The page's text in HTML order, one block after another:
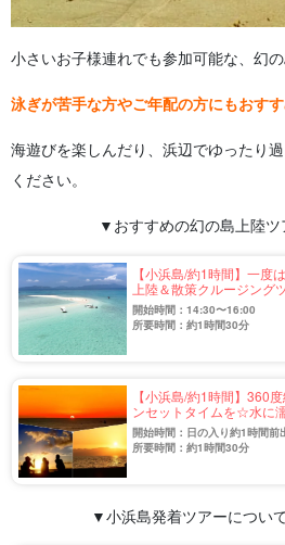
小さいお子様連れでも参加可能な、幻
泳ぎが苦手な方やご年配の方にもおす
海遊びを楽しんだり、浜辺でゆったり
ください。
▼おすすめの幻の島上陸
【小浜島/約1時間】一度
上陸＆散策クルージン
からご高齢の方も安心し
開始時間：14:30〜16:00
所要時間：約1時間30分
【小浜島/約1時間】360
ンセットタイムを☆水に
クルージングツアー＜年
（No.636）
開始時間：日の入り約1時間前
所要時間：約1時間30分
▼小浜島発着ツアーについ